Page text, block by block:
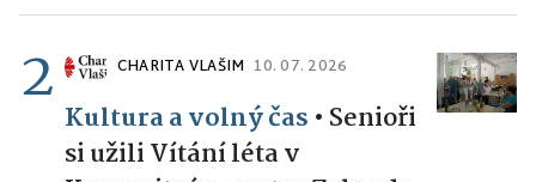
2 CHARITA VLAŠIM 10. 07. 2026
Kultura a volný čas • Senioři
si užili Vítání léta v